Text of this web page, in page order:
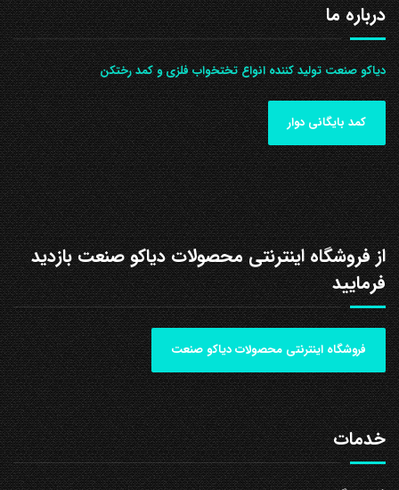
درباره ما
دیاکو صنعت تولید کننده انواع تختخواب فلزی و کمد رختکن
کمد بایگانی دوار
از فروشگاه اینترنتی محصولات دیاکو صنعت بازدید
فرمایید
فروشگاه اینترنتی محصولات دیاکو صنعت
خدمات